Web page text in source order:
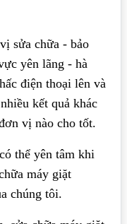
sửa chữa - bảo
yên lãng - hà
điện thoại lên và
kết quả khác
vị nào cho tốt.
thể yên tâm khi
máy giặt
chúng tôi.